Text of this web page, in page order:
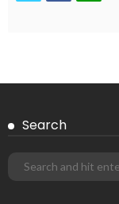
Search